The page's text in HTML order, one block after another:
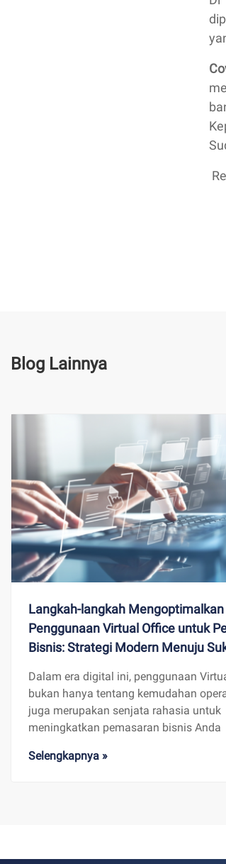
Blog Lainnya
Langkah-langkah Mengoptimalkan
Penggunaan Virtual Office untuk
Bisnis: Strategi Modern Menuju
Dalam era digital ini, penggunaan
bukan hanya tentang kemudahan
juga merupakan senjata rahasia untuk
meningkatkan pemasaran bisnis Anda
Selengkapnya »